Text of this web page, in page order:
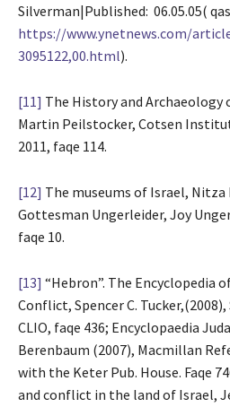
Silverman|Published: 06.05.05(
https://www.ynetnews.com/
3095122,00.html).
[11] The History and Archaeology
Martin Peilstocker, Cotsen
2011, faqe 114.
[12] The museums of Israel, Nitza
Gottesman Ungerleider, Joy
faqe 10.
[13] “Hebron”. The Encyclopedia
Conflict, Spencer C. Tucker,(2008),
CLIO, faqe 436; Encyclopaedia
Berenbaum (2007), Macmillan
with the Keter Pub. House. Faqe
and conflict in the land of Israel,